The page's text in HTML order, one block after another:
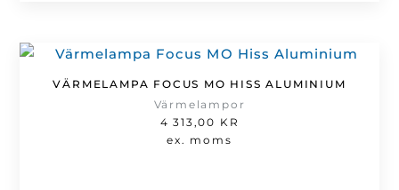
VÄRMELAMPA FOCUS MO HISS ALUMINIUM
Värmelampor
4 313,00 KR
ex. moms